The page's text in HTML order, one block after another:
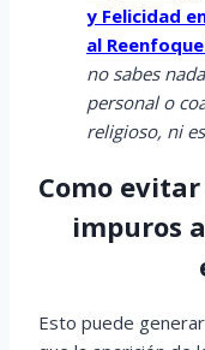
y Felicidad
al
no sabes
personal o
religioso, ni
Como
impuros
Esto puede